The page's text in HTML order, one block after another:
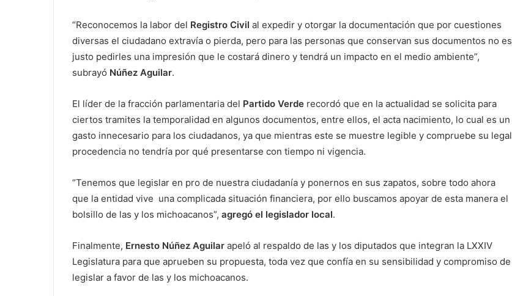
“Reconocemos la labor del Registro Civil al expedir y otorgar la documentación que por cuestiones
diversas el ciudadano extravía o pierda, pero para las personas que conservan sus documentos no es
justo pedirles una impresión que le costará dinero y tendrá un impacto en el medio ambiente”,
subrayó Núñez Aguilar.
El líder de la fracción parlamentaria del Partido Verde recordó que en la actualidad se solicita para
ciertos tramites la temporalidad en algunos documentos, entre ellos, el acta nacimiento, lo cual es un
gasto innecesario para los ciudadanos, ya que mientras este se muestre legible y compruebe su legal
procedencia no tendría por qué presentarse con tiempo ni vigencia.
“Tenemos que legislar en pro de nuestra ciudadanía y ponernos en sus zapatos, sobre todo ahora
que la entidad vive una complicada situación financiera, por ello buscamos apoyar de esta manera el
bolsillo de las y los michoacanos”, agregó el legislador local.
Finalmente, Ernesto Núñez Aguilar apeló al respaldo de las y los diputados que integran la LXXIV
Legislatura para que aprueben su propuesta, toda vez que confía en su sensibilidad y compromiso de
legislar a favor de las y los michoacanos.